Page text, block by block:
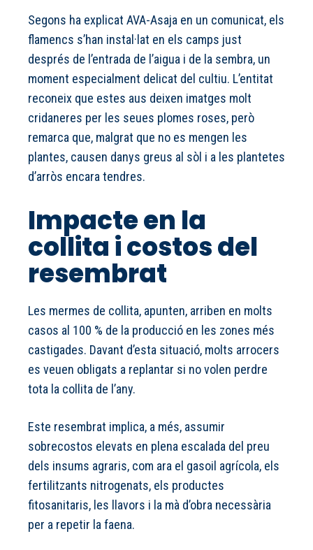
Segons ha explicat AVA-Asaja en un comunicat, els
flamencs s’han instal·lat en els camps just
després de l’entrada de l’aigua i de la sembra, un
moment especialment delicat del cultiu. L’entitat
reconeix que estes aus deixen imatges molt
cridaneres per les seues plomes roses, però
remarca que, malgrat que no es mengen les
plantes, causen danys greus al sòl i a les plantetes
d’arròs encara tendres.
Impacte en la
collita i costos del
resembrat
Les mermes de collita, apunten, arriben en molts
casos al 100 % de la producció en les zones més
castigades. Davant d’esta situació, molts arrocers
es veuen obligats a replantar si no volen perdre
tota la collita de l’any.
Este resembrat implica, a més, assumir
sobrecostos elevats en plena escalada del preu
dels insums agraris, com ara el gasoil agrícola, els
fertilitzants nitrogenats, els productes
fitosanitaris, les llavors i la mà d’obra necessària
per a repetir la faena.